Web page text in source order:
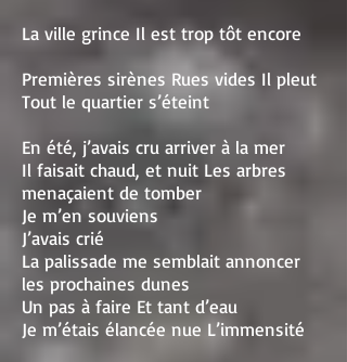
La ville grince Il est trop tôt encore
Premières sirènes Rues vides Il pleut
Tout le quartier s’éteint
En été, j’avais cru arriver à la mer
Il faisait chaud, et nuit Les arbres
menaçaient de tomber
Je m’en souviens
J’avais crié
La palissade me semblait annoncer
les prochaines dunes
Un pas à faire Et tant d’eau
Je m’étais élancée nue L’immensité